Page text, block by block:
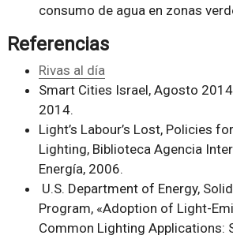
consumo de agua en zonas
Referencias
Rivas al día
Smart Cities Israel, Agosto
2014.
Light’s Labour’s Lost, Policies
Lighting, Biblioteca Agencia
Energía, 2006.
U.S. Department of Energy,
Program, «Adoption of Light-
Common Lighting Applications: